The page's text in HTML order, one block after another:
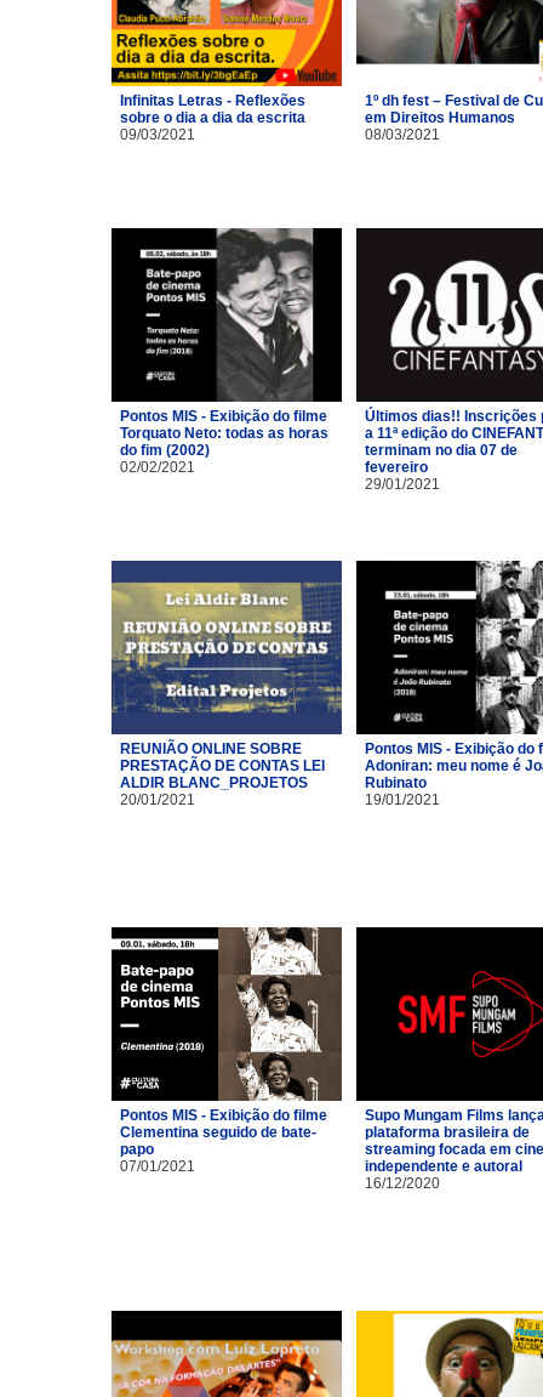
Infinitas Letras - Reflexões
sobre o dia a dia da escrita
09/03/2021
1º dh fest – Festival de
em Direitos Humanos
08/03/2021
Pontos MIS - Exibição do filme
Torquato Neto: todas as horas
do fim (2002)
02/02/2021
Últimos dias!! Inscrições
a 11ª edição do
terminam no dia 07 de
fevereiro
29/01/2021
REUNIÃO ONLINE SOBRE
PRESTAÇÃO DE CONTAS LEI
ALDIR BLANC_PROJETOS
20/01/2021
Pontos MIS - Exibição do
Adoniran: meu nome é
Rubinato
19/01/2021
Pontos MIS - Exibição do filme
Clementina seguido de bate-
papo
07/01/2021
Supo Mungam Films
plataforma brasileira de
streaming focada em
independente e autoral
16/12/2020